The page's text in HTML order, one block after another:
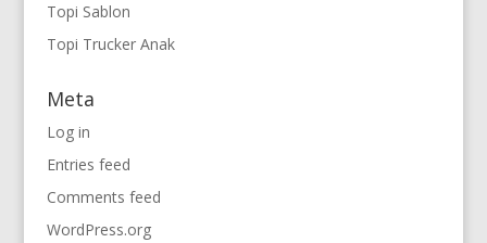
Topi Sablon
Topi Trucker Anak
Meta
Log in
Entries feed
Comments feed
WordPress.org